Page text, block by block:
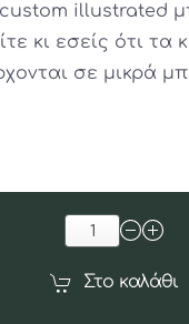
illustrated
κι εσείς ότι τα
σε μικρά
Στο καλάθι